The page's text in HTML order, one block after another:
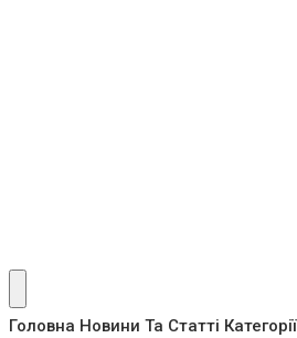
Головна Новини Та Статті Категорії